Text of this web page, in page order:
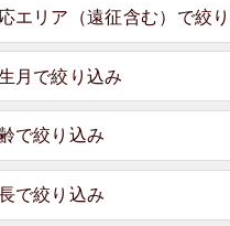
エリア（遠征含む）で絞
月で絞り込み
で絞り込み
で絞り込み